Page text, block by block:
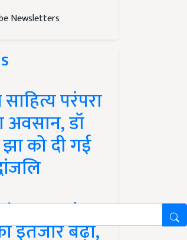
Newsletters
परंपरा
डॉ
झा को दी गई
Update:
इंतजार बढ़ा,